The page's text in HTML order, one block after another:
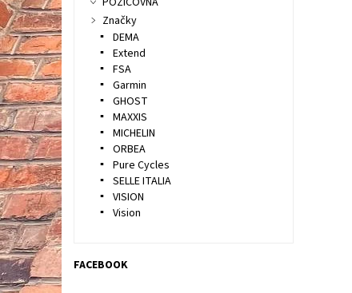
Značky
DEMA
Extend
FSA
Garmin
GHOST
MAXXIS
MICHELIN
ORBEA
Pure Cycles
SELLE ITALIA
VISION
Vision
FACEBOOK